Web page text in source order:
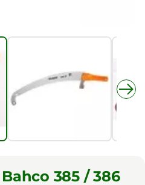
385 / 386